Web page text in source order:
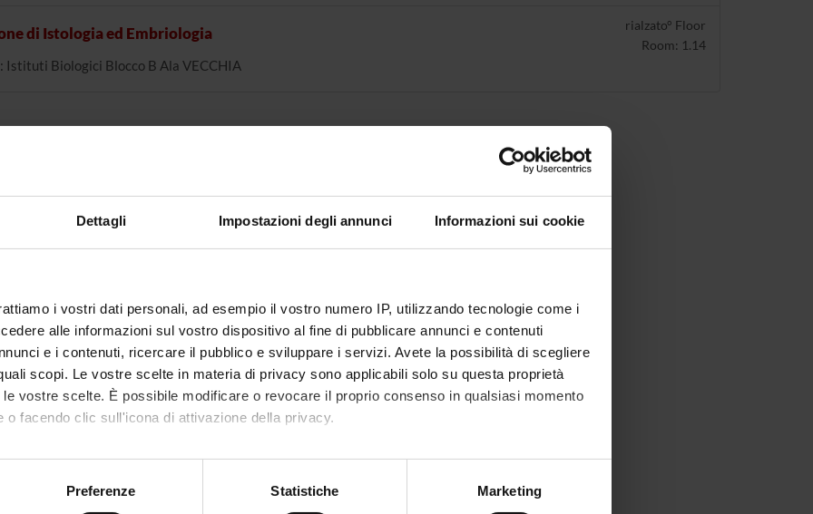
Dettagli Impostazioni degli annunci Informazioni sui cookie
i vostri dati personali, ad esempio il vostro numero IP, utilizzando tecnologie come i
alle informazioni sul vostro dispositivo al fine di pubblicare annunci e contenuti
e i contenuti, ricercare il pubblico e sviluppare i servizi. Avete la possibilità di scegliere
scopi. Le vostre scelte in materia di privacy sono applicabili solo su questa proprietà
vostre scelte. È possibile modificare o revocare il proprio consenso in qualsiasi momento
o facendo clic sull'icona di attivazione della privacy.
anche:
sulla tua posizione geografica, con un'approssimazione di qualche metro,
Preferenze Statistiche Marketing
di Istologia ed Embriologia
rialzato° Floor
Room: 1.14
Istituti Biologici Blocco B Ala VECCHIA